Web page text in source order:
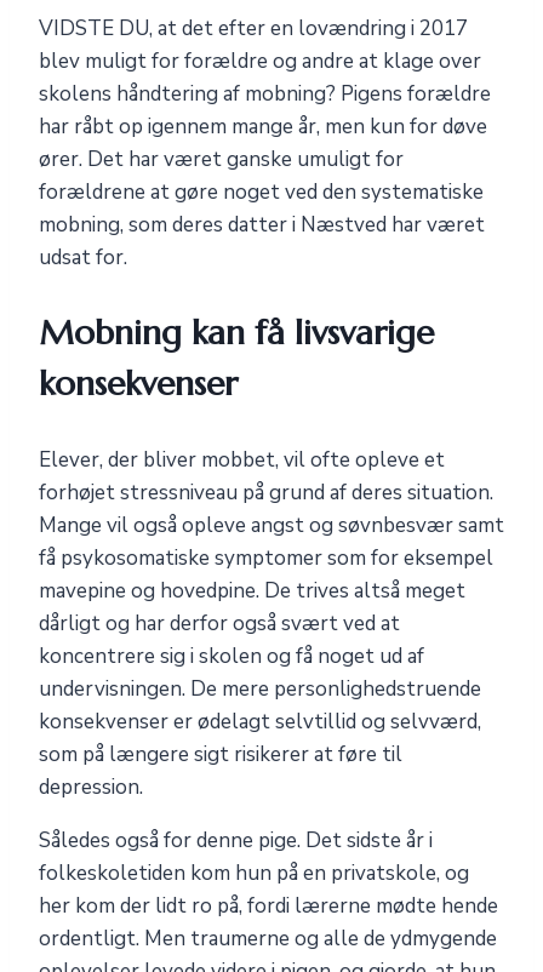
VIDSTE DU, at det efter en lovændring i 2017
blev muligt for forældre og andre at klage over
skolens håndtering af mobning? Pigens forældre
har råbt op igennem mange år, men kun for døve
ører. Det har været ganske umuligt for
forældrene at gøre noget ved den systematiske
mobning, som deres datter i Næstved har været
udsat for.
Mobning kan få livsvarige
konsekvenser
Elever, der bliver mobbet, vil ofte opleve et
forhøjet stressniveau på grund af deres situation.
Mange vil også opleve angst og søvnbesvær samt
få psykosomatiske symptomer som for eksempel
mavepine og hovedpine. De trives altså meget
dårligt og har derfor også svært ved at
koncentrere sig i skolen og få noget ud af
undervisningen. De mere personlighedstruende
konsekvenser er ødelagt selvtillid og selvværd,
som på længere sigt risikerer at føre til
depression.
Således også for denne pige. Det sidste år i
folkeskoletiden kom hun på en privatskole, og
her kom der lidt ro på, fordi lærerne mødte hende
ordentligt. Men traumerne og alle de ydmygende